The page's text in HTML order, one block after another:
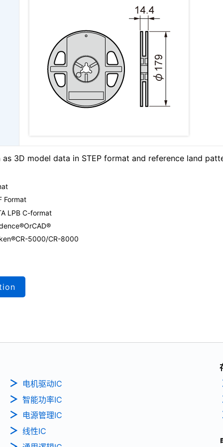
3D model data in STEP format and reference land
Format
LPB C-format
5000/CR-8000
电机驱动IC
智能功率IC
电源管理IC
线性IC